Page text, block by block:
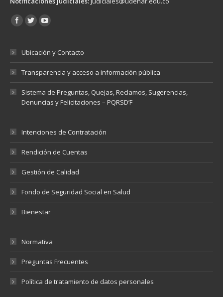
Encuéntranos en:
Ubicación y Contacto
Transparencia y acceso a información pública
Sistema de Preguntas, Quejas, Reclamos, Sugerencias,
Denuncias y Felicitaciones – PQRSD’F
Intenciones de Contratación
Rendición de Cuentas
Gestión de Calidad
Fondo de Seguridad Social en Salud
Bienestar
Normativa
Preguntas Frecuentes
Política de tratamiento de datos personales